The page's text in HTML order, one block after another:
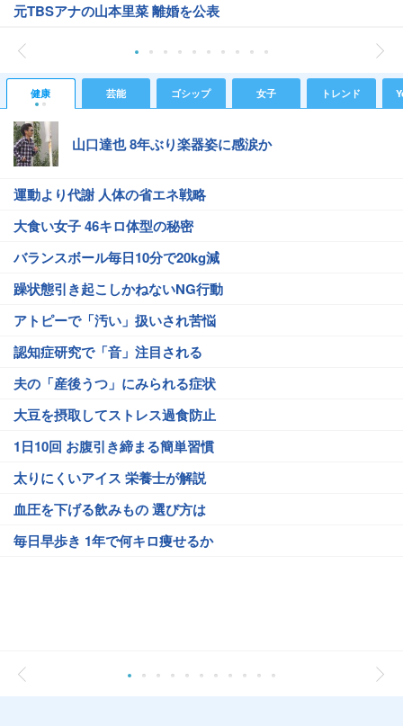
元TBSアナの山本里菜 離婚を公表
健康 芸能 ゴシップ 女子 トレンド
山口達也 8年ぶり楽器姿に感涙か
運動より代謝 人体の省エネ戦略
大食い女子 46キロ体型の秘密
バランスボール毎日10分で20kg減
躁状態引き起こしかねないNG行動
アトピーで「汚い」扱いされ苦悩
認知症研究で「音」注目される
夫の「産後うつ」にみられる症状
大豆を摂取してストレス過食防止
1日10回 お腹引き締まる簡単習慣
太りにくいアイス 栄養士が解説
血圧を下げる飲みもの 選び方は
毎日早歩き 1年で何キロ痩せるか